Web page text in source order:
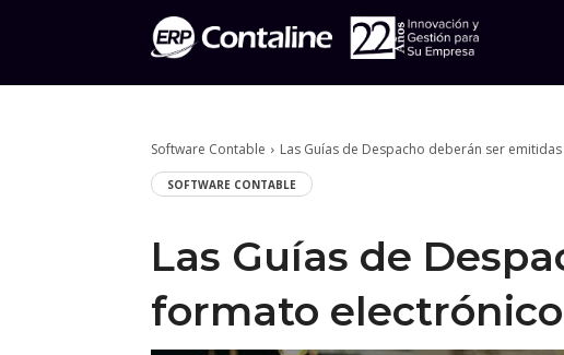
Software Contable Las Guías de Despacho deberán ser
SOFTWARE CONTABLE
Las Guías de
formato electrónico